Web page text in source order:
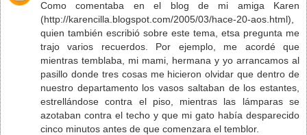
Como comentaba en el blog de mi amiga Karen
(http://karencilla.blogspot.com/2005/03/hace-20-aos.html),
quien también escribió sobre este tema, etsa pregunta me
trajo varios recuerdos. Por ejemplo, me acordé que
mientras temblaba, mi mami, hermana y yo arrancamos al
pasillo donde tres cosas me hicieron olvidar que dentro de
nuestro departamento los vasos saltaban de los estantes,
estrellándose contra el piso, mientras las lámparas se
azotaban contra el techo y que mi gato había desparecido
cinco minutos antes de que comenzara el temblor.